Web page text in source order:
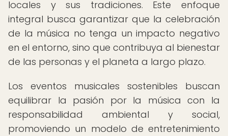
locales y sus tradiciones. Este enfoque
integral busca garantizar que la celebración
de la música no tenga un impacto negativo
en el entorno, sino que contribuya al bienestar
de las personas y el planeta a largo plazo.
Los eventos musicales sostenibles buscan
equilibrar la pasión por la música con la
responsabilidad ambiental y social,
promoviendo un modelo de entretenimiento